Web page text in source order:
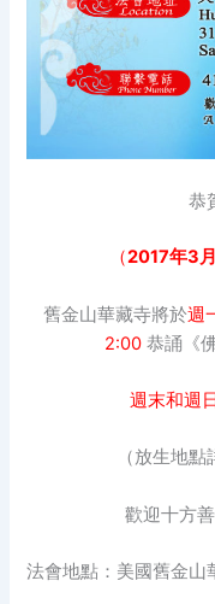
恭
（2017年3月
舊金山華藏寺將於週
2:00恭誦《
週末和週
（放生地
歡迎十方
法會地點：美國舊金山